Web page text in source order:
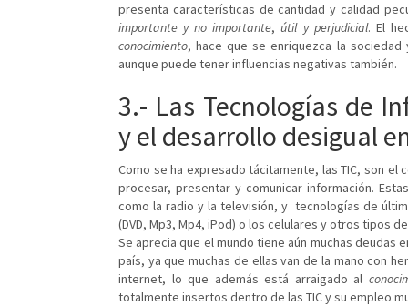
presenta características de cantidad y calidad
importante y no importante,útil y perjudicial. El
conocimiento, hace que se enriquezca la
aunque puede tener influencias negativas también.
3.- Las Tecnologías de
y el desarrollo desigual
Como se ha expresado tácitamente, las TIC, son
procesar, presentar y comunicar información.
como la radio y la televisión, y tecnologías de
(DVD, Mp3, Mp4, iPod) o los celulares y otros tipos
Se aprecia que el mundo tiene aún muchas
país, ya que muchas de ellas van de la mano con
internet, lo que además está arraigado al
totalmente insertos dentro de las TIC y su empleo